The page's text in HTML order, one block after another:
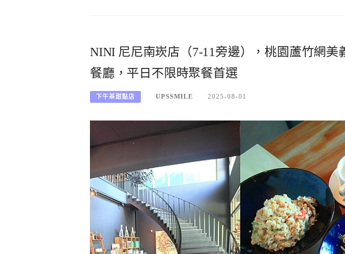
NINI 尼尼南崁店（7-11旁邊），桃園蘆竹網美
餐廳，平日不限時聚餐首選
下午茶甜點店 UPSSMILE 2025-08-01